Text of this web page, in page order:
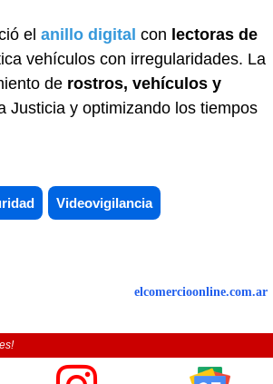
el anillo digital con lectoras de
vehículos con irregularidades. La
de rostros, vehículos y
Justicia y optimizando los tiempos
Videovigilancia
elcomercioonline.com.ar